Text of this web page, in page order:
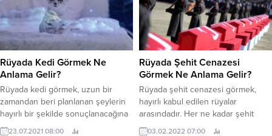
bulunduğuna ve onun yardımına
ihtiyaç duyduğuna ve
başvurduğuna delalet eder. Buna
ek olarak bu rüya,...
saydığını gören rüya sahipleri,
kendilerine problem yaşatan bazı
durumlara karşı emin olacaktır....
Rüyada Kedi Görmek Ne
Anlama Gelir?
Rüyada kedi görmek, uzun bir
zamandan beri planlanan şeylerin
hayırlı bir şekilde sonuçlanacağına
işaret eder. Kedinin boyutu ve
23.07.2021 08:00
Rüyada Şehit Cenazesi
Görmek Ne Anlama Gelir?
Rüyada şehit cenazesi görmek,
hayırlı kabul edilen rüyalar
arasındadır. Her ne kadar şehit
vermek dünya hayatında acı bir
03.02.2022 07:00